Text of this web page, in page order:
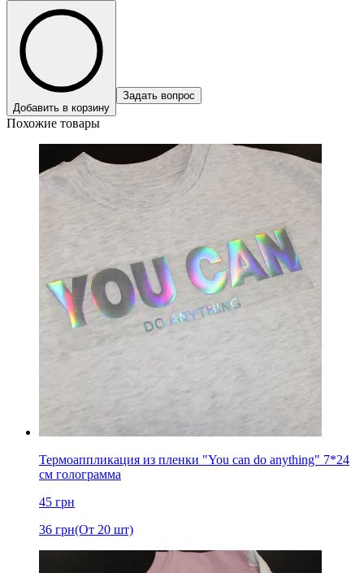
Добавить в корзину
Задать вопрос
Похожие товары
Термоаппликация из пленки "You can do anything" 7*24
см голограмма
45 грн
36 грн(От 20 шт)